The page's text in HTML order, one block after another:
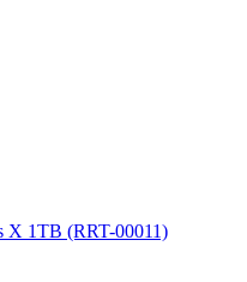
X 1TB (RRT-00011)